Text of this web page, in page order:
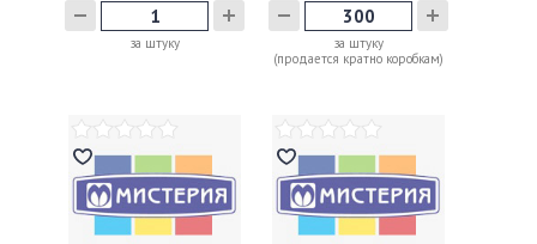
за штуку
за штуку
(продается кратно коробкам)